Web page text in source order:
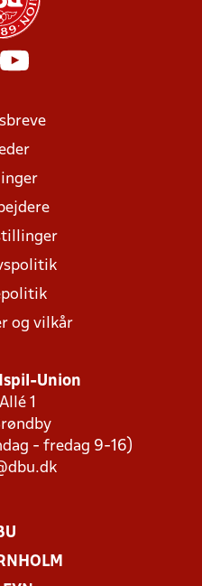
og vilkår
Union
1
- fredag 9-16)